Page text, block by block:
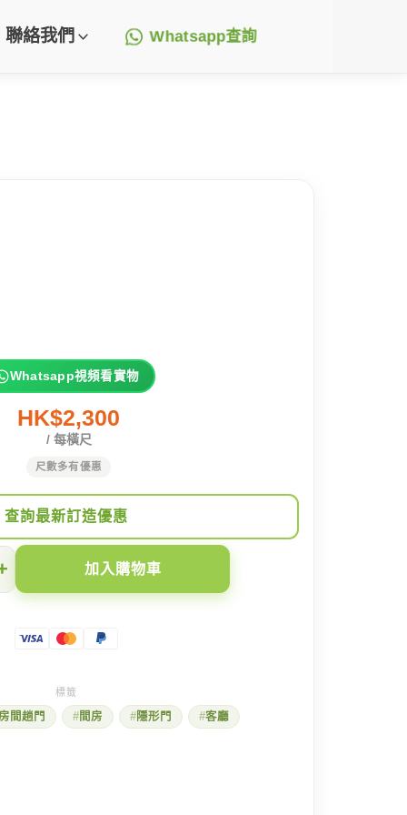
聯絡我們 Whatsapp查詢
Whatsapp視頻看實物
HK$2,300
/ 每橫尺
尺數多有優惠
查詢最新訂造優惠
加入購物車
間趟門 間房 隱形門 客廳